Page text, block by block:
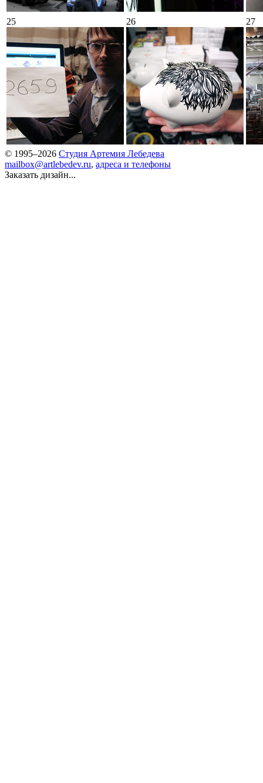
25 26 27
© 1995–2026 Студия Артемия Лебедева
mailbox@artlebedev.ru, адреса и телефоны
Заказать дизайн...